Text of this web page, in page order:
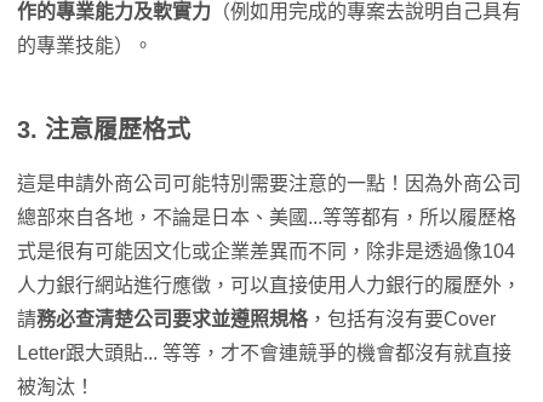
作的專業能力及軟實力 （例如用完成的專案去說明自己具有
的專業技能）。
3. 注意履歷格式
這是申請外商公司可能特別需要注意的一點！因為外商公司
總部來自各地，不論是日本、美國...等等都有，所以履歷格
式是很有可能因文化或企業差異而不同，除非是透過像104
人力銀行網站進行應徵，可以直接使用人力銀行的履歷外，
請務必查清楚公司要求並遵照規格，包括有沒有要Cover
Letter跟大頭貼... 等等，才不會連競爭的機會都沒有就直接
被淘汰！